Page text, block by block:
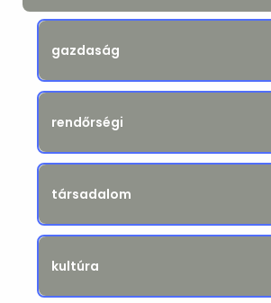
gazdaság
rendőrségi
társadalom
kultúra